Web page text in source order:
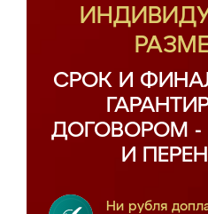
СРОК И
ДОГОВОРОМ -
И
Ни рубля